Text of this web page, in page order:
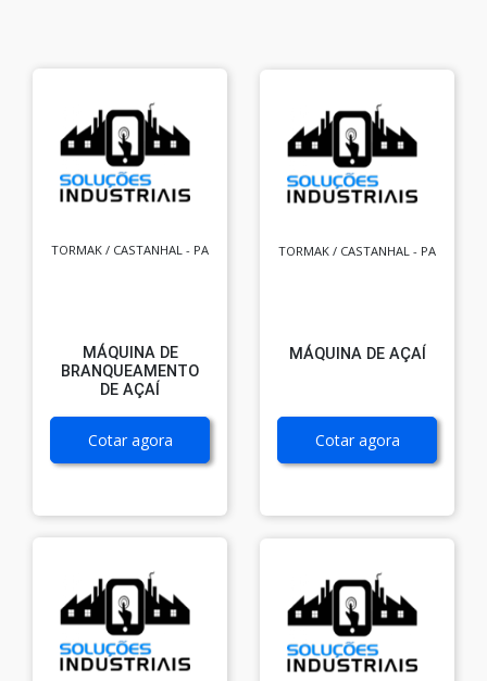
TORMAK / CASTANHAL - PA
MÁQUINA DE
BRANQUEAMENTO
DE AÇAÍ
Cotar agora
TORMAK / CASTANHAL - PA
MÁQUINA DE AÇAÍ
Cotar agora